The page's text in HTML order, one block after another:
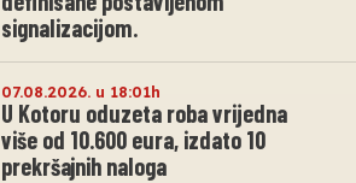
signalizacijom.
07.08.2026. u 18:01h
U Kotoru oduzeta roba vrijedna
više od 10.600 eura, izdato 10
prekršajnih naloga